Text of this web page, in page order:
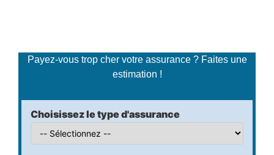
Payez-vous trop cher votre assurance ? Faites une
estimation !
Choisissez le type d'assurance